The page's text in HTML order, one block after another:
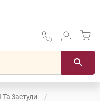
Та Застуди